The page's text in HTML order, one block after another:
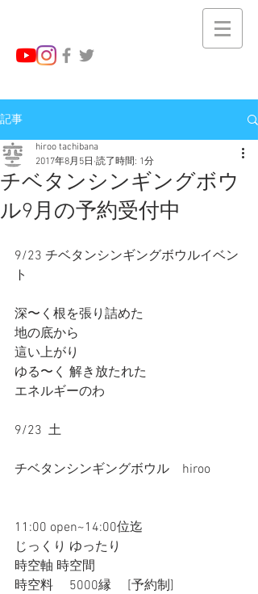
記事
チベタンシンギングボウ
ル9月の予約受付中
hiroo tachibana
2017年8月5日 読了時間: 1分
9/23 チベタンシンギングボウルイベン
ト
深〜く根を張り詰めた
地の底から
這い上がり
ゆる〜く 解き放たれた
エネルギーのわ
9/23  土
チベタンシンギングボウル　hiroo
11:00 open~14:00位迄
じっくり ゆったり
時空軸 時空間
時空料 　5000縁　 [予約制]